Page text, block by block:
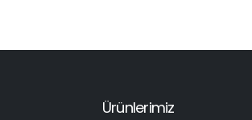
Ürünlerimiz